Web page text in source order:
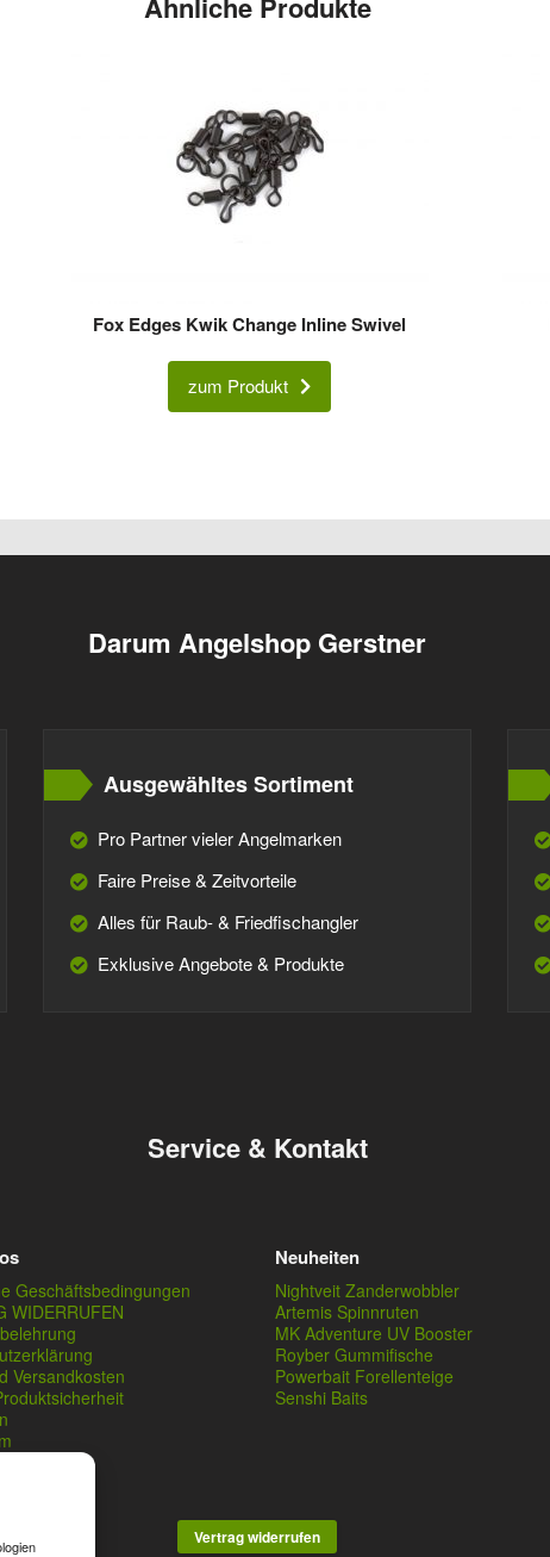
Ähnliche Produkte
Fox Edges Kwik Change Inline Swivel
zum Produkt
Darum Angelshop Gerstner
Ausgewähltes Sortiment
Pro Partner vieler Angelmarken
Faire Preise & Zeitvorteile
Alles für Raub- & Friedfischangler
Exklusive Angebote & Produkte
Service & Kontakt
Geschäftsbedingungen
WIDERRUFEN
Versandkosten
Neuheiten
Nightveit Zanderwobbler
Artemis Spinnruten
MK Adventure UV Booster
Royber Gummifische
Powerbait Forellenteige
Senshi Baits
Vertrag widerrufen